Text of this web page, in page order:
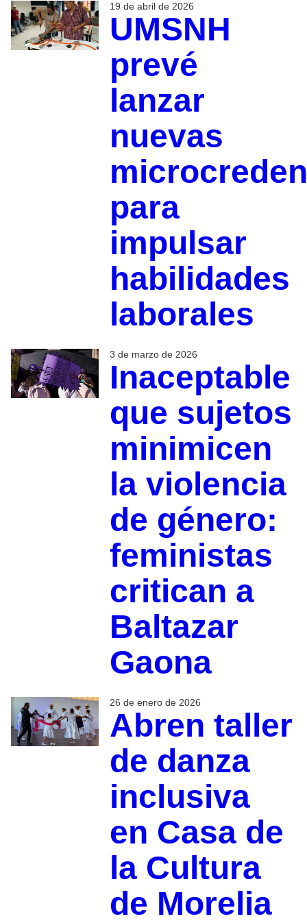
19 de abril de 2026
UMSNH
prevé
lanzar
nuevas
para
impulsar
habilidades
laborales
3 de marzo de 2026
Inaceptable
que sujetos
minimicen
la violencia
de género:
feministas
critican a
Baltazar
Gaona
26 de enero de 2026
Abren taller
de danza
inclusiva
en Casa de
la Cultura
de Morelia